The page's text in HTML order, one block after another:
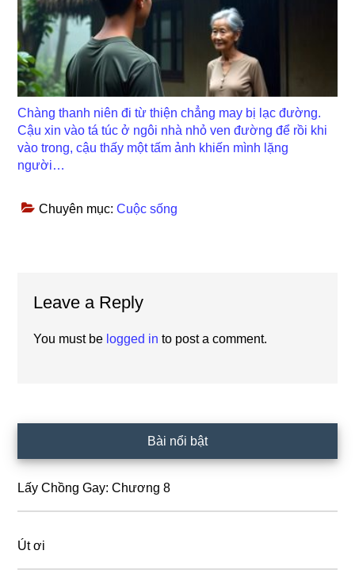
Chàng thanh niên đi từ thiện chẳng may bị lạc đường.
Cậu xin vào tá túc ở ngôi nhà nhỏ ven đường để rồi khi
vào trong, cậu thấy một tấm ảnh khiến mình lặng
người…
Chuyên mục:Cuộc sống
Interactions
Leave a Reply
You must be logged in to post a comment.
Sidebar
Bài nổi bật
Lấy Chồng Gay: Chương 8
Út ơi